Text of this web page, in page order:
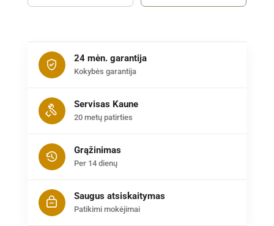
24 mėn. garantija
Kokybės garantija
Servisas Kaune
20 metų patirties
Grąžinimas
Per 14 dienų
Saugus atsiskaitymas
Patikimi mokėjimai